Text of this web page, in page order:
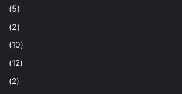
(5)
(2)
(10)
(12)
(2)